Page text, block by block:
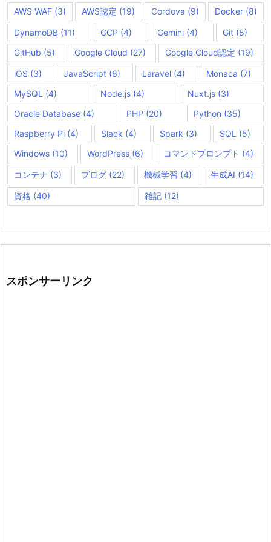
AWS WAF (3) AWS認定 (19) Cordova (9) Docker(8)
DynamoDB (11) GCP (4) Gemini(4) Git (8)
GitHub (5) Google Cloud (27) Google Cloud認定 (19)
iOS (3) JavaScript(6) Laravel(4) Monaca (7)
MySQL (4) Node.js(4) Nuxt.js (3)
Oracle Database (4) PHP (20) Python (35)
Raspberry Pi (4) Slack (4) Spark (3) SQL (5)
Windows (10) WordPress (6) コマンドプロンプト (4)
コンテナ (3) ブログ(22) 機械学習 (4) 生成AI (14)
資格 (40) 雑記(12)
スポンサーリンク